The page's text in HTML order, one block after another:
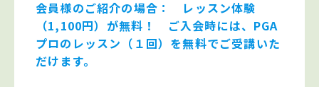
会員様のご紹介の場合： レッスン体験
（1,100円）が無料！ ご入会時には、PGA
プロのレッスン（１回）を無料でご受講いた
だけます。